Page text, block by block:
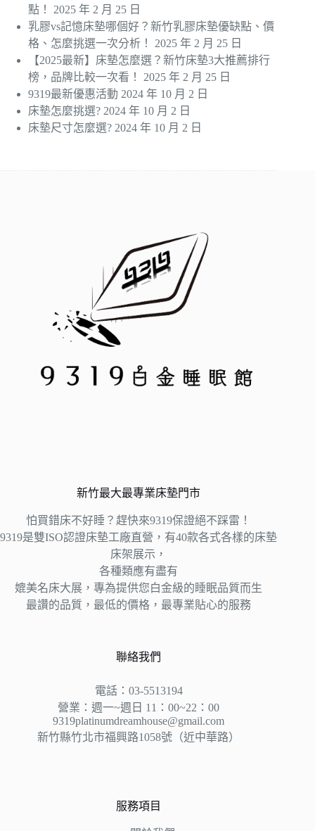
點！
2025 年 2 月 25 日
乳膠vs記憶床墊哪個好？新竹乳膠床墊優缺點、價
格、怎麼挑選一次分析！
2025 年 2 月 25 日
【2025最新】床墊怎麼選？新竹床墊3大推薦排行
榜，品牌比較一次看！
2025 年 2 月 25 日
9319最新優惠活動 2024 年 10 月 2 日
床墊怎麼挑選? 2024 年 10 月 2 日
床墊尺寸怎麼選? 2024 年 10 月 2 日
新竹最大最專業床墊門市
怕買錯床不好睡？趕快來9319保證絕不踩雷！
9319是雙ISO認證床墊工廠直營，有40款各式各樣的床墊
床架展示，
各種類應有盡有
媲美名床大展，專為提供您白金級的睡眠品質而生
最讚的品質，最低的價格，最專業貼心的服務
聯絡我們
電話：03-5513194
營業：週一~週日 11：00~22：00
9319platinumdreamhouse@gmail.com
新竹縣竹北市福興路1058號（近中華路）
服務項目